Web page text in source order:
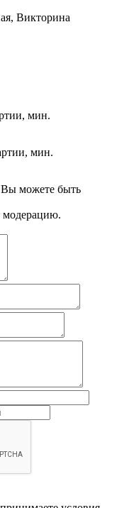
Викторина
мин.
мин.
Вы можете быть
модерацию.